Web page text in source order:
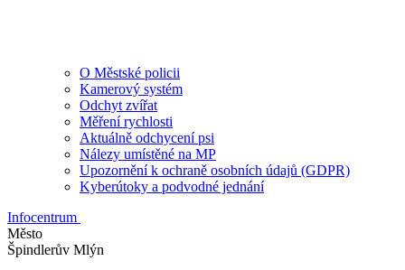
O Městské policii
Kamerový systém
Odchyt zvířat
Měření rychlosti
Aktuálně odchycení psi
Nálezy umístěné na MP
Upozornění k ochraně osobních údajů (GDPR)
Kyberútoky a podvodné jednání
Infocentrum
Město
Špindlerův Mlýn